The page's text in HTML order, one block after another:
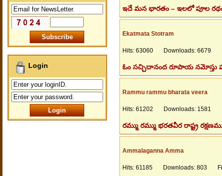
Login
ఇదే మన భారతం – ఇలలో పూల రథం
Ekatmata Stotram
Hits: 63060 Downloads: 6679
ఓం సచ్చిదానంద రూపాయ నమోస్తు
Rammu rammu bharata veera
Hits: 61202 Downloads: 1581
రమ్ము రమ్ము భరతవీర రాష్ట్ర
Ammalaganna Amma
Hits: 61185 Downloads: 803